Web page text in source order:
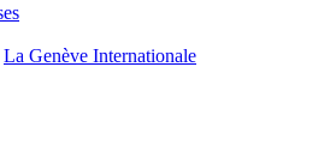
La Genève Internationale